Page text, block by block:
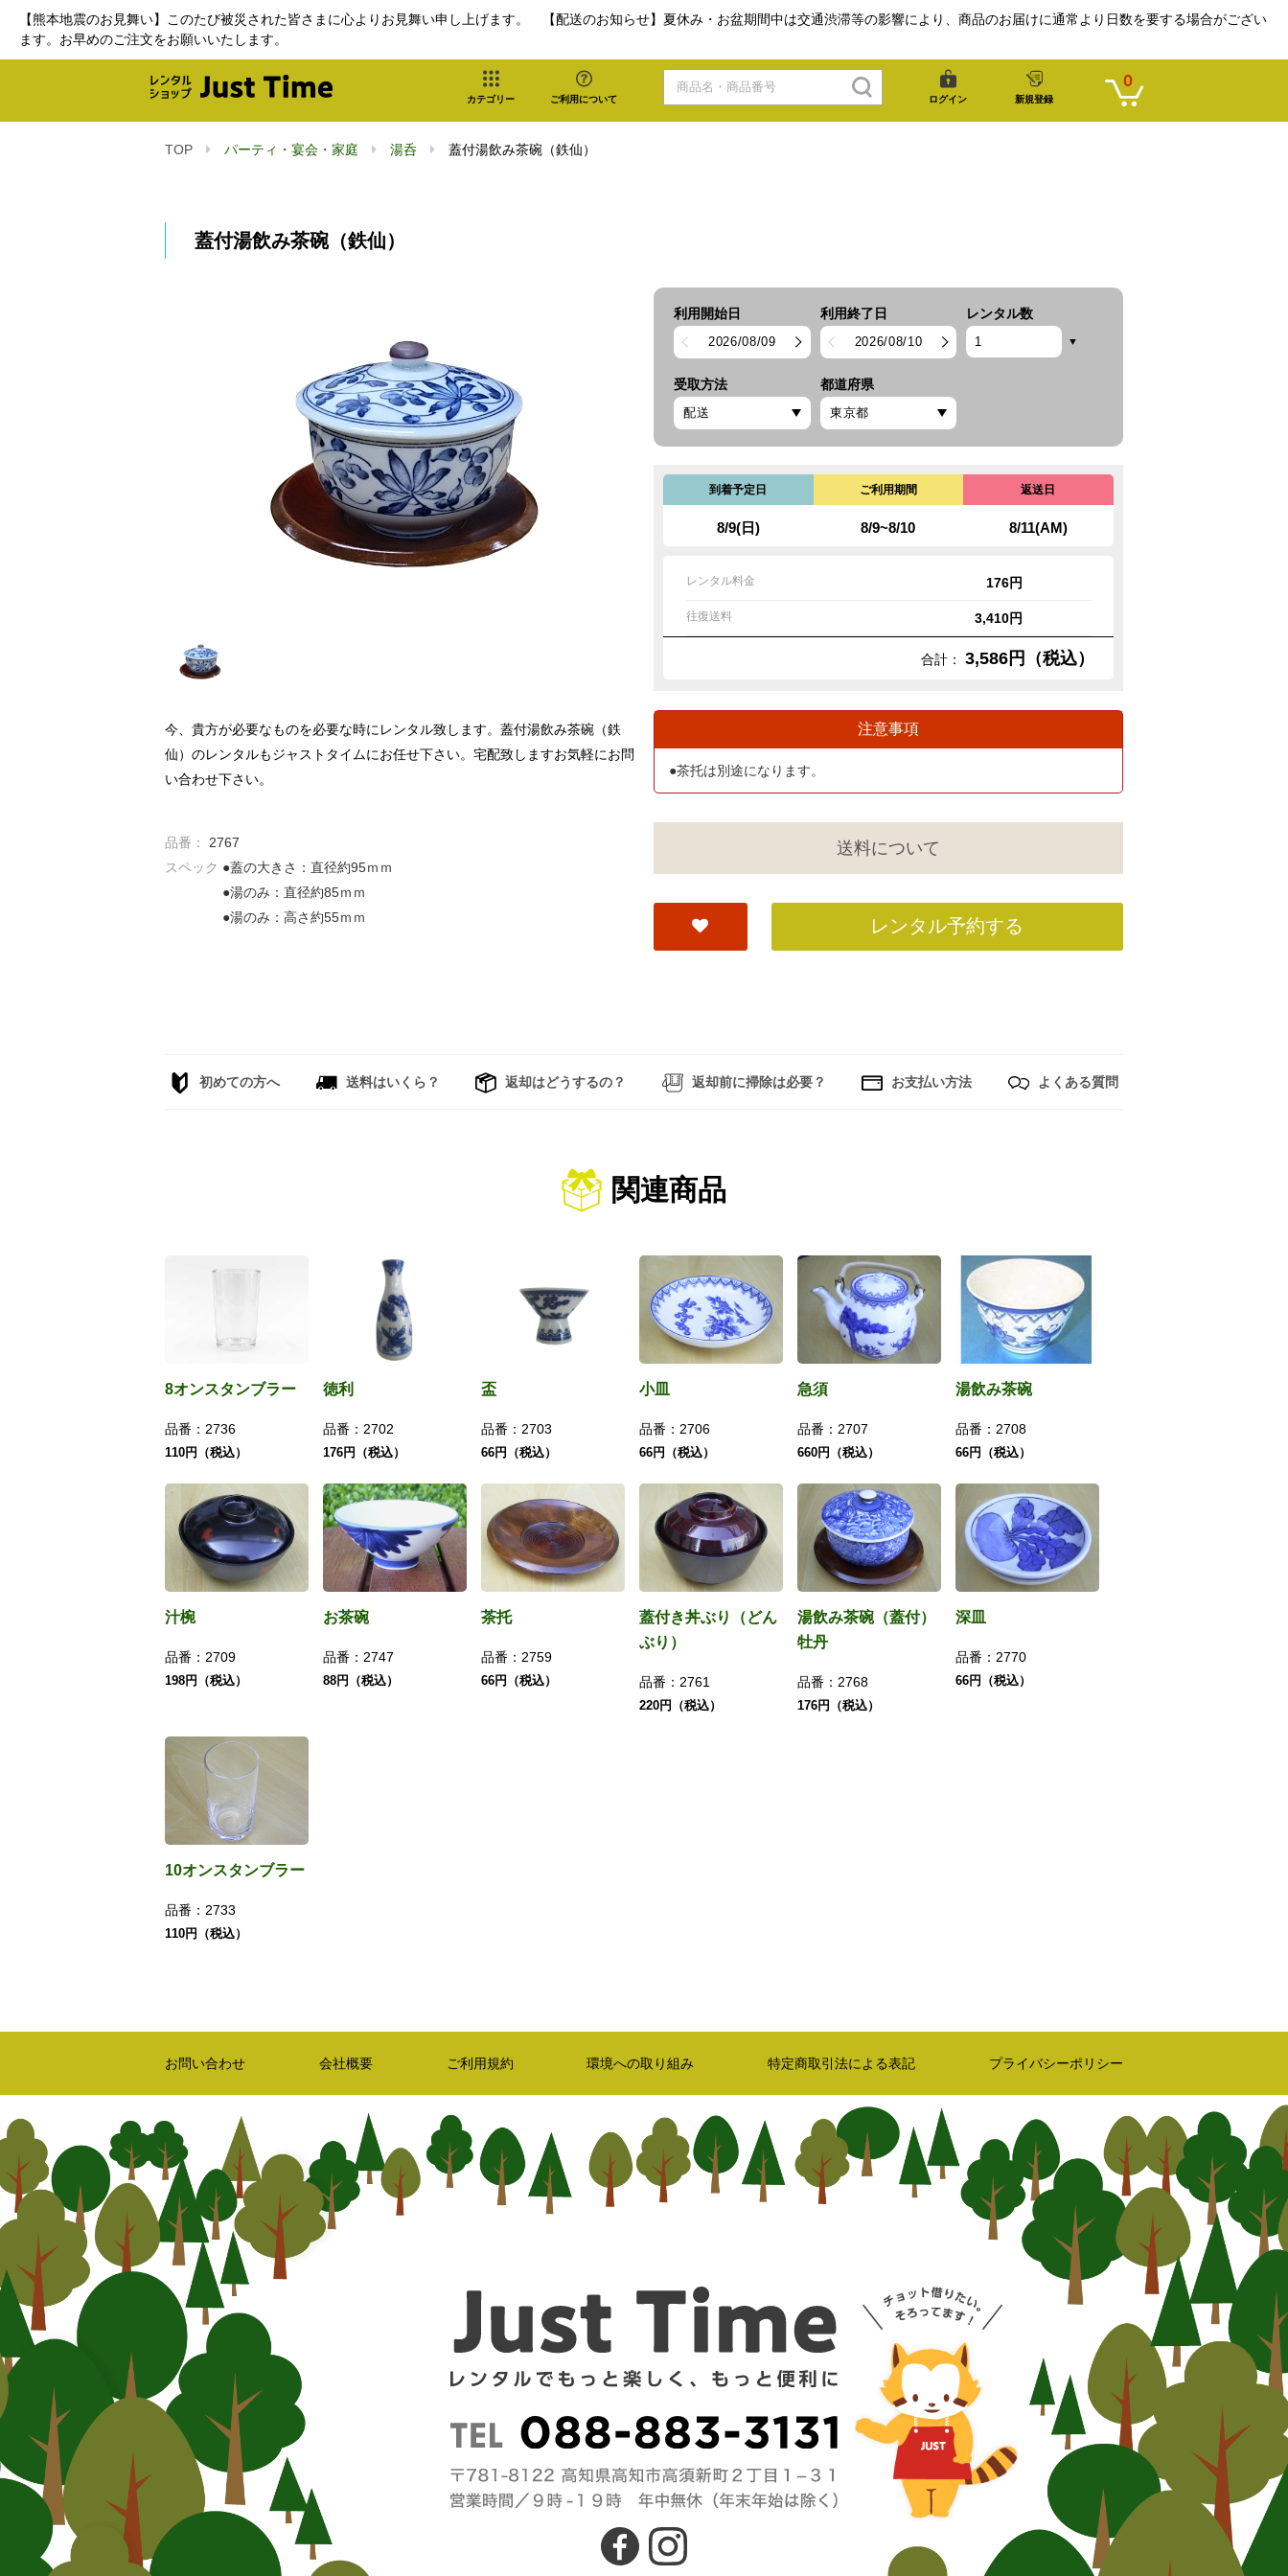
【熊本地震のお見舞い】このたび被災された皆さまに心よりお見舞い申し上げます。 【配送のお知らせ】夏休み・お盆期間中は交通渋滞等の影響により、商品のお届けに通常より日数を要する場合がござい
ます。お早めのご注文をお願いいたします。
カテゴリー ご利用について ログイン 新規登録
0
TOP パーティ・宴会・家庭 湯呑 蓋付湯飲み茶碗（鉄仙）
蓋付湯飲み茶碗（鉄仙）
今、貴方が必要なものを必要な時にレンタル致します。蓋付湯飲み茶碗（鉄
仙）のレンタルもジャストタイムにお任せ下さい。宅配致しますお気軽にお問
い合わせ下さい。
品番：
2767
スペック ●蓋の大きさ：直径約95ｍｍ
●湯のみ：直径約85ｍｍ
●湯のみ：高さ約55ｍｍ
利用開始日
2026/08/09
利用終了日
2026/08/10
レンタル数
受取方法 都道府県
到着予定日
8/9(日)
ご利用期間
8/9~8/10
返送日
8/11(AM)
レンタル料金 176円
往復送料 3,410円
合計： 3,586円（税込）
注意事項
●茶托は別途になります。
送料について
レンタル予約する
初めての方へ 送料はいくら？ 返却はどうするの？ 返却前に掃除は必要？ お支払い方法 よくある質問
関連商品
8オンスタンブラー
品番： 2736
110円（税込）
徳利
品番： 2702
176円（税込）
盃
品番： 2703
66円（税込）
小皿
品番： 2706
66円（税込）
急須
品番： 2707
660円（税込）
湯飲み茶碗
品番： 2708
66円（税込）
汁椀
品番： 2709
198円（税込）
お茶碗
品番： 2747
88円（税込）
茶托
品番： 2759
66円（税込）
蓋付き丼ぶり（どん
ぶり）
品番： 2761
220円（税込）
湯飲み茶碗（蓋付）
牡丹
品番： 2768
176円（税込）
深皿
品番： 2770
66円（税込）
10オンスタンブラー
品番： 2733
110円（税込）
お問い合わせ 会社概要 ご利用規約 環境への取り組み 特定商取引法による表記 プライバシーポリシー